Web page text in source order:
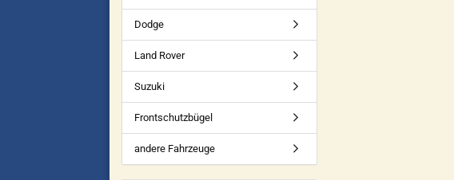
Dodge
Land Rover
Suzuki
Frontschutzbügel
andere Fahrzeuge